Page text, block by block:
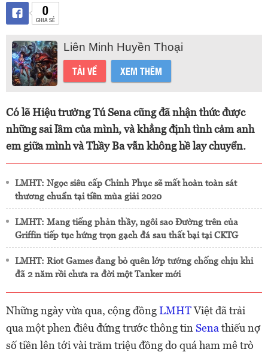
0
CHIA SẺ
Liên Minh Huyền Thoại
TẢI VỀ XEM THÊM
Có lẽ Hiệu trưởng Tú Sena cũng đã nhận thức được
những sai lầm của mình, và khẳng định tình cảm anh
em giữa mình và Thầy Ba vẫn không hề lay chuyển.
LMHT: Ngọc siêu cấp Chinh Phục sẽ mất hoàn toàn sát
thương chuẩn tại tiền mùa giải 2020
LMHT: Mang tiếng phản thầy, ngôi sao Đường trên của
Griffin tiếp tục hứng trọn gạch đá sau thất bại tại CKTG
LMHT: Riot Games đang bỏ quên lớp tướng chống chịu khi
đã 2 năm rồi chưa ra đời một Tanker mới
Những ngày vừa qua, cộng đồngLMHTViệt đã trải
qua một phen điêu đứng trước thông tin Sena thiếu nợ
số tiền lên tới vài trăm triệu đồng do quá ham mê trò